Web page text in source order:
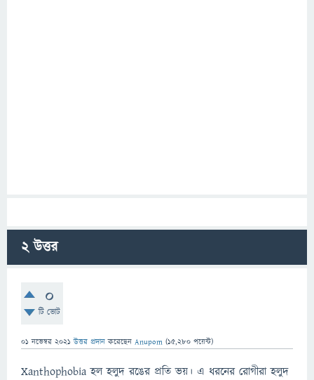
2উত্তর
0
টি ভোট
01 নভেম্বর 2021 উত্তর প্রদান করেছেন Anupom (15,280 পয়েন্ট)
Xanthophobia হল হলুদ রঙের প্রতি ভয়। এ ধরনের রোগীরা হলুদ